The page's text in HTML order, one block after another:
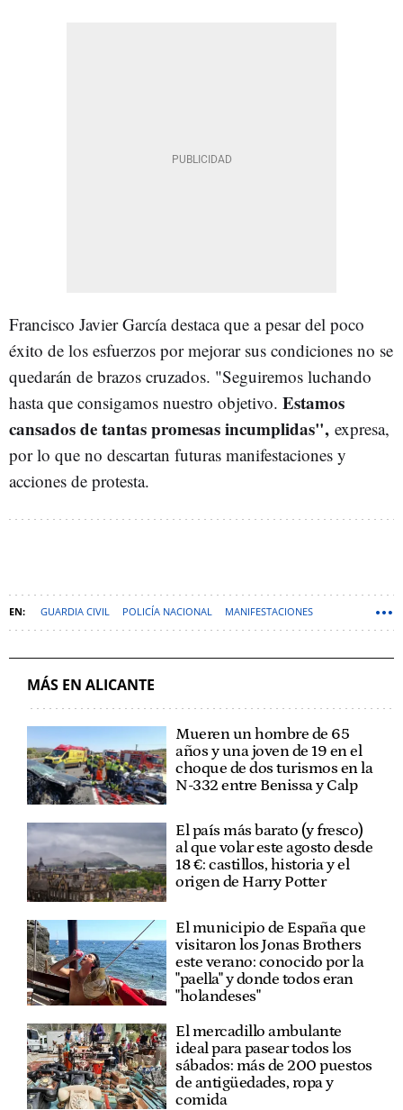
Francisco Javier García destaca que a pesar del poco
éxito de los esfuerzos por mejorar sus condiciones no se
quedarán de brazos cruzados. "Seguiremos luchando
hasta que consigamos nuestro objetivo. Estamos
cansados de tantas promesas incumplidas", expresa,
por lo que no descartan futuras manifestaciones y
acciones de protesta.
GUARDIA CIVIL POLICÍA NACIONAL MANIFESTACIONES
MÁS EN ALICANTE
Mueren un hombre de 65
años y una joven de 19 en el
choque de dos turismos en la
N-332 entre Benissa y Calp
El país más barato (y fresco)
al que volar este agosto desde
18 €: castillos, historia y el
origen de Harry Potter
El municipio de España que
visitaron los Jonas Brothers
este verano: conocido por la
"paella" y donde todos eran
"holandeses"
El mercadillo ambulante
ideal para pasear todos los
sábados: más de 200 puestos
de antigüedades, ropa y
comida